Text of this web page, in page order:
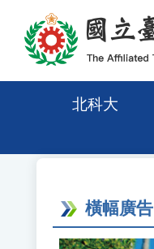
移至網頁之主要內容區
北科大
橫幅廣告